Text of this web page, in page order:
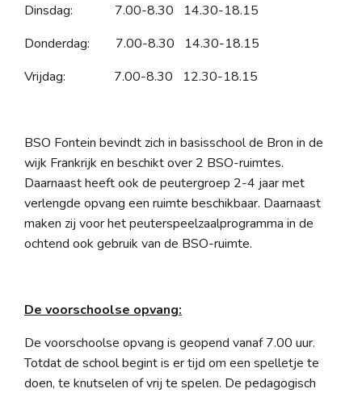
Dinsdag: 7.00-8.30 14.30-18.15
Donderdag: 7.00-8.30 14.30-18.15
Vrijdag: 7.00-8.30 12.30-18.15
BSO Fontein bevindt zich in basisschool de Bron in de
wijk Frankrijk en beschikt over 2 BSO-ruimtes.
Daarnaast heeft ook de peutergroep 2-4 jaar met
verlengde opvang een ruimte beschikbaar. Daarnaast
maken zij voor het peuterspeelzaalprogramma in de
ochtend ook gebruik van de BSO-ruimte.
De voorschoolse opvang:
De voorschoolse opvang is geopend vanaf 7.00 uur.
Totdat de school begint is er tijd om een spelletje te
doen, te knutselen of vrij te spelen. De pedagogisch